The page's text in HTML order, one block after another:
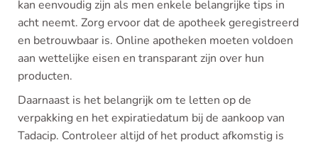
kan eenvoudig zijn als men enkele belangrijke tips in
acht neemt. Zorg ervoor dat de apotheek geregistreerd
en betrouwbaar is. Online apotheken moeten voldoen
aan wettelijke eisen en transparant zijn over hun
producten.
Daarnaast is het belangrijk om te letten op de
verpakking en het expiratiedatum bij de aankoop van
Tadacip. Controleer altijd of het product afkomstig is